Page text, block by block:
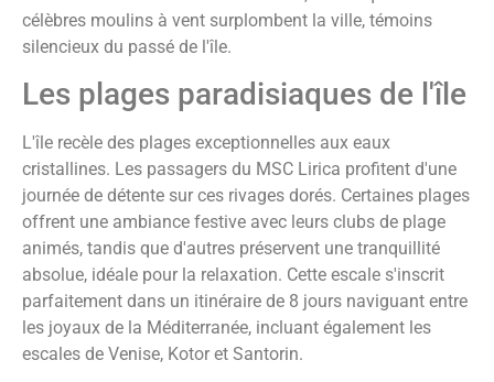
célèbres moulins à vent surplombent la ville, témoins
silencieux du passé de l'île.
Les plages paradisiaques de l'île
L'île recèle des plages exceptionnelles aux eaux
cristallines. Les passagers du MSC Lirica profitent d'une
journée de détente sur ces rivages dorés. Certaines plages
offrent une ambiance festive avec leurs clubs de plage
animés, tandis que d'autres préservent une tranquillité
absolue, idéale pour la relaxation. Cette escale s'inscrit
parfaitement dans un itinéraire de 8 jours naviguant entre
les joyaux de la Méditerranée, incluant également les
escales de Venise, Kotor et Santorin.